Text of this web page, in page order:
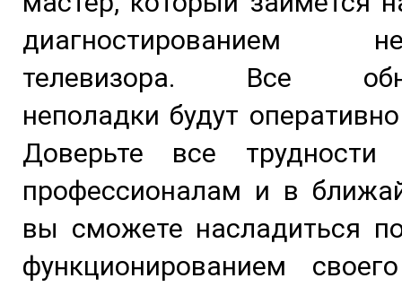
диагностированием
телевизора. Все
неполадки будут
Доверьте все
профессионалам и в
вы сможете насладиться
функционированием